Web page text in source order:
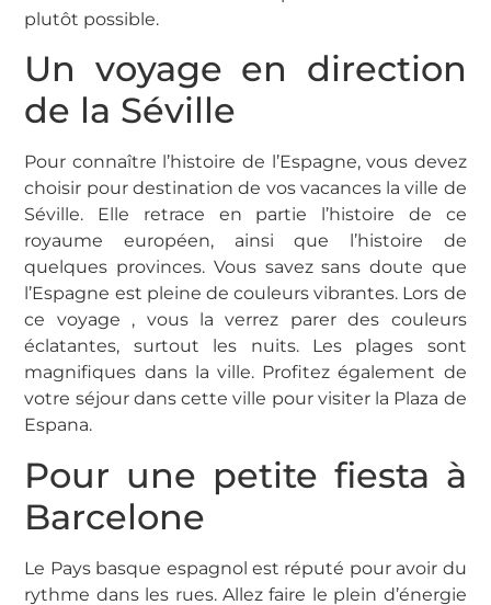
plutôt possible.
Un voyage en direction
de la Séville
Pour connaître l’histoire de l’Espagne, vous devez
choisir pour destination de vos vacances la ville de
Séville. Elle retrace en partie l’histoire de ce
royaume européen, ainsi que l’histoire de
quelques provinces. Vous savez sans doute que
l’Espagne est pleine de couleurs vibrantes. Lors de
ce voyage , vous la verrez parer des couleurs
éclatantes, surtout les nuits. Les plages sont
magnifiques dans la ville. Profitez également de
votre séjour dans cette ville pour visiter la Plaza de
Espana.
Pour une petite fiesta à
Barcelone
Le Pays basque espagnol est réputé pour avoir du
rythme dans les rues. Allez faire le plein d’énergie